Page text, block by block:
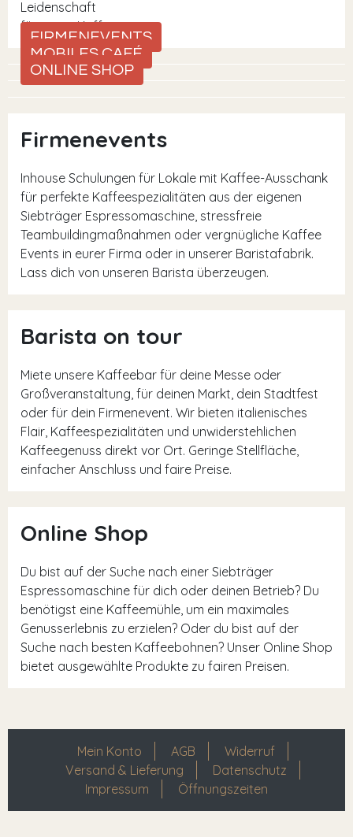
Leidenschaft
für guten Kaffee.
FIRMENEVENTS
MOBILES CAFÉ
ONLINE SHOP
Firmenevents
Inhouse Schulungen für Lokale mit Kaffee-Ausschank
für perfekte Kaffeespezialitäten aus der eigenen
Siebträger Espressomaschine, stressfreie
Teambuildingmaßnahmen oder vergnügliche Kaffee
Events in eurer Firma oder in unserer Baristafabrik.
Lass dich von unseren Barista überzeugen.
Barista on tour
Miete unsere Kaffeebar für deine Messe oder
Großveranstaltung, für deinen Markt, dein Stadtfest
oder für dein Firmenevent. Wir bieten italienisches
Flair, Kaffeespezialitäten und unwiderstehlichen
Kaffeegenuss direkt vor Ort. Geringe Stellfläche,
einfacher Anschluss und faire Preise.
Online Shop
Du bist auf der Suche nach einer Siebträger
Espressomaschine für dich oder deinen Betrieb? Du
benötigst eine Kaffeemühle, um ein maximales
Genusserlebnis zu erzielen? Oder du bist auf der
Suche nach besten Kaffeebohnen? Unser Online Shop
bietet ausgewählte Produkte zu fairen Preisen.
Mein Konto AGB
Widerruf
Versand & Lieferung
Datenschutz
Impressum
Öffnungszeiten